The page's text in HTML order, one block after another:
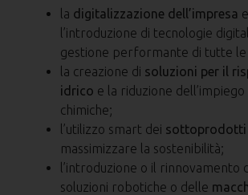
la digitalizzazione dell’impresa e
l’introduzione di tecnologie
gestione performante di tutte le
la creazione di soluzioni per il
idrico e la riduzione
chimiche;
l’utilizzo smart dei sottoprodotti
massimizzare la sostenibilità;
l’introduzione o il rinnovamento
soluzioni robotiche o delle